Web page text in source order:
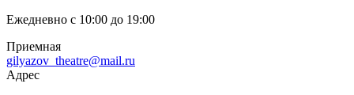
Ежедневно с 10:00 до 19:00
Приемная
gilyazov_theatre@mail.ru
Адрес